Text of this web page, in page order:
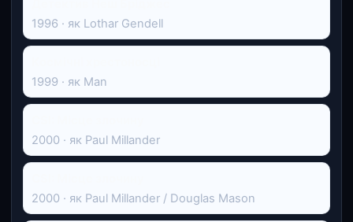
1996 · як Lothar Gendell
1999 · як Man
2000 · як Paul Millander
2000 · як Paul Millander / Douglas Mason